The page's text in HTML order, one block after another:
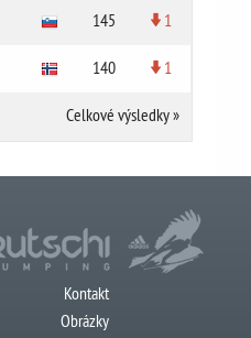
145 1
140 1
Celkové výsledky»
Kontakt
Obrázky